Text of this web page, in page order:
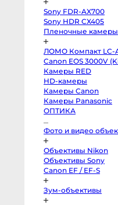
Sony FDR-AX700
Sony HDR CX405
Пленочные камеры
ЛОМО Компакт LC-
Canon EOS 3000V
Камеры RED
HD-камеры
Камеры Canon
Камеры Panasonic
ОПТИКА
Фото и видео
Объективы Nikon
Объективы Sony
Canon EF / EF-S
Зум-объективы